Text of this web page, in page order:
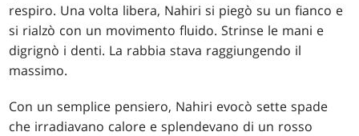
respiro. Una volta libera, Nahiri si piegò su un fianco e
si rialzò con un movimento fluido. Strinse le mani e
digrignò i denti. La rabbia stava raggiungendo il
massimo.
Con un semplice pensiero, Nahiri evocò sette spade
che irradiavano calore e splendevano di un rosso